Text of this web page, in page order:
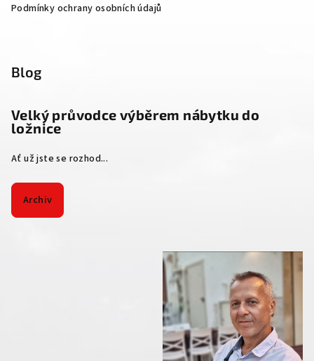
Podmínky ochrany osobních údajů
Blog
Velký průvodce výběrem nábytku do
ložnice
Ať už jste se rozhod...
Archiv